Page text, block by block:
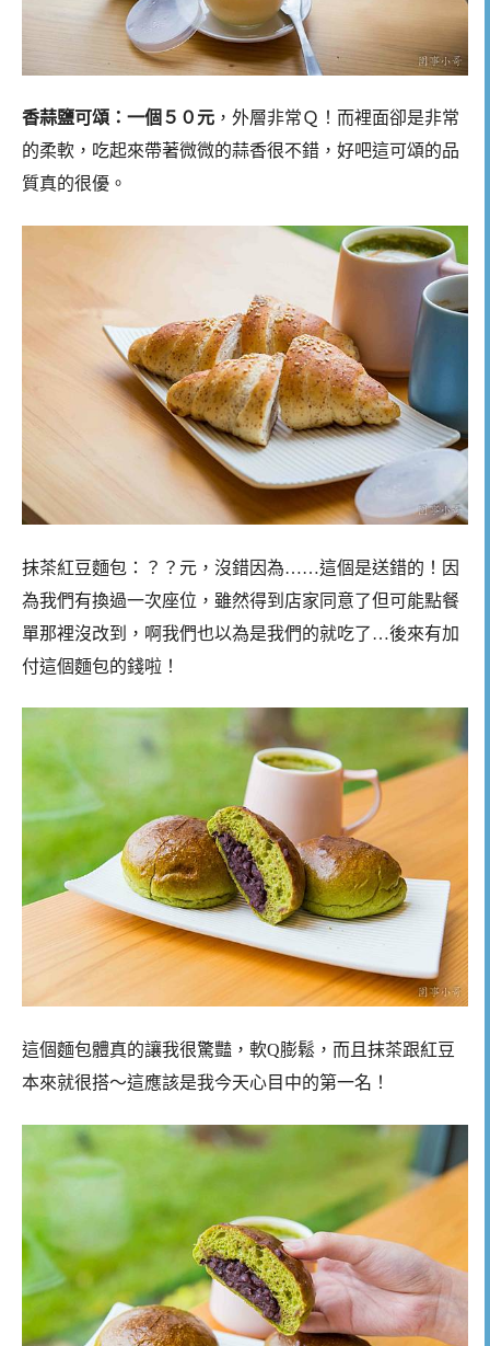
香蒜鹽可頌：一個５０元 ，外層非常Ｑ！而裡面卻是非常
的柔軟，吃起來帶著微微的蒜香很不錯，好吧這可頌的品
質真的很優。
抹茶紅豆麵包：？？元，沒錯因為……這個是送錯的！因
為我們有換過一次座位，雖然得到店家同意了但可能點餐
單那裡沒改到，啊我們也以為是我們的就吃了…後來有加
付這個麵包的錢啦！
這個麵包體真的讓我很驚豔，軟Q膨鬆，而且抹茶跟紅豆
本來就很搭～這應該是我今天心目中的第一名！